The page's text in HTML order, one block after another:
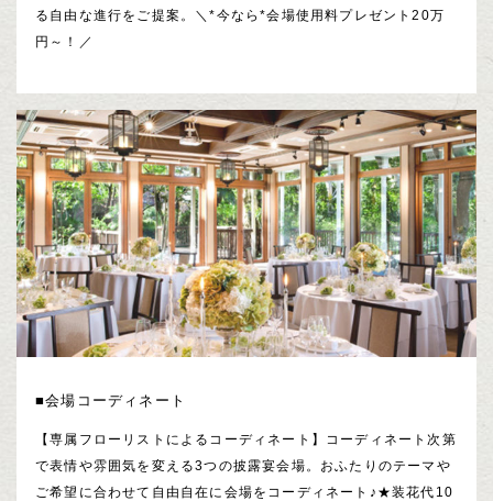
る自由な進行をご提案。＼*今なら*会場使用料プレゼント20万
円～！／
■会場コーディネート
【専属フローリストによるコーディネート】コーディネート次第
で表情や雰囲気を変える3つの披露宴会場。おふたりのテーマや
ご希望に合わせて自由自在に会場をコーディネート♪★装花代10